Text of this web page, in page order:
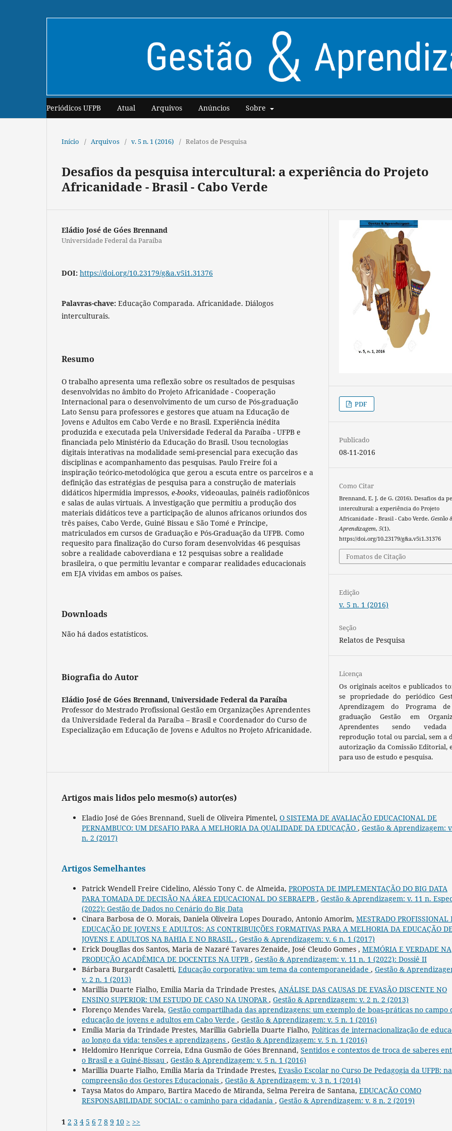
Periódicos UFPB Atual Arquivos Anúncios Sobre
Início / Arquivos / v. 5 n. 1 (2016) / Relatos de Pesquisa
Desafios da pesquisa intercultural: a experiência do Projeto
Africanidade - Brasil - Cabo Verde
Eládio José de Góes Brennand
Universidade Federal da Paraíba
DOI: https://doi.org/10.23179/g&a.v5i1.31376
Palavras-chave: Educação Comparada. Africanidade. Diálogos
interculturais.
Resumo
O trabalho apresenta uma reflexão sobre os resultados de pesquisas
desenvolvidas no âmbito do Projeto Africanidade - Cooperação
Internacional para o desenvolvimento de um curso de Pós-graduação
Lato Sensu para professores e gestores que atuam na Educação de
Jovens e Adultos em Cabo Verde e no Brasil. Experiência inédita
produzida e executada pela Universidade Federal da Paraíba - UFPB e
financiada pelo Ministério da Educação do Brasil. Usou tecnologias
digitais interativas na modalidade semi-presencial para execução das
disciplinas e acompanhamento das pesquisas. Paulo Freire foi a
inspiração teórico-metodológica que gerou a escuta entre os parceiros e a
definição das estratégias de pesquisa para a construção de materiais
didáticos hipermídia impressos, e-books, videoaulas, painéis radiofônicos
e salas de aulas virtuais. A investigação que permitiu a produção dos
materiais didáticos teve a participação de alunos africanos oriundos dos
três países, Cabo Verde, Guiné Bissau e São Tomé e Príncipe,
matriculados em cursos de Graduação e Pós-Graduação da UFPB. Como
requesito para finalização do Curso foram desenvolvidas 46 pesquisas
sobre a realidade caboverdiana e 12 pesquisas sobre a realidade
brasileira, o que permitiu levantar e comparar realidades educacionais
em EJA vividas em ambos os países.
Downloads
Não há dados estatísticos.
Biografia do Autor
Eládio José de Góes Brennand, Universidade Federal da Paraíba
Professor do Mestrado Profissional Gestão em Organizações Aprendentes
da Universidade Federal da Paraíba – Brasil e Coordenador do Curso de
Especialização em Educação de Jovens e Adultos no Projeto Africanidade.
PDF
Publicado
08-11-2016
Como Citar
Brennand, E. J. de G. (2016). Desafios da
intercultural: a experiência do Projeto
Africanidade - Brasil - Cabo Verde.Gestão
Aprendizagem,5(1).
https://doi.org/10.23179/g&a.v5i1.31376
Fomatos de Citação
Edição
v. 5 n. 1 (2016)
Seção
Relatos de Pesquisa
Licença
Os originais aceitos e publicados
se propriedade do periódico
Aprendizagem do Programa
graduação Gestão em
Aprendentes sendo
reprodução total ou parcial, sem a
autorização da Comissão Editorial,
para uso de estudo e pesquisa.
Artigos mais lidos pelo mesmo(s) autor(es)
Eladio José de Góes Brennand, Sueli de Oliveira Pimentel, O SISTEMA DE AVALIAÇÃO EDUCACIONAL DE
PERNAMBUCO: UM DESAFIO PARA A MELHORIA DA QUALIDADE DA EDUCAÇÃO , Gestão & Aprendizagem:
n. 2 (2017)
Artigos Semelhantes
Patrick Wendell Freire Cidelino, Aléssio Tony C. de Almeida, PROPOSTA DE IMPLEMENTAÇÃO DO BIG DATA
PARA TOMADA DE DECISÃO NA ÁREA EDUCACIONAL DO SEBRAEPB , Gestão & Aprendizagem: v. 11 n.
(2022): Gestão de Dados no Cenário do Big Data
Cinara Barbosa de O. Morais, Daniela Oliveira Lopes Dourado, Antonio Amorim, MESTRADO PROFISSIONAL
EDUCAÇÃO DE JOVENS E ADULTOS: AS CONTRIBUIÇÕES FORMATIVAS PARA A MELHORIA DA EDUCAÇÃO
JOVENS E ADULTOS NA BAHIA E NO BRASIL , Gestão & Aprendizagem: v. 6 n. 1 (2017)
Erick Dougllas dos Santos, Maria de Nazaré Tavares Zenaide, José Cleudo Gomes , MEMÓRIA E VERDADE NA
PRODUÇÃO ACADÊMICA DE DOCENTES NA UFPB , Gestão & Aprendizagem: v. 11 n. 1 (2022): Dossiê II
Bárbara Burgardt Casaletti, Educação corporativa: um tema da contemporaneidade , Gestão &
v. 2 n. 1 (2013)
Marillia Duarte Fialho, Emilia Maria da Trindade Prestes, ANÁLISE DAS CAUSAS DE EVASÃO DISCENTE NO
ENSINO SUPERIOR: UM ESTUDO DE CASO NA UNOPAR, Gestão & Aprendizagem: v. 2 n. 2 (2013)
Florenço Mendes Varela, Gestão compartilhada das aprendizagens: um exemplo de boas-práticas no campo
educação de jovens e adultos em Cabo Verde , Gestão & Aprendizagem: v. 5 n. 1 (2016)
Emília Maria da Trindade Prestes, Marillia Gabriella Duarte Fialho, Políticas de internacionalização de
ao longo da vida: tensões e aprendizagens , Gestão & Aprendizagem: v. 5 n. 1 (2016)
Heldomiro Henrique Correia, Edna Gusmão de Góes Brennand, Sentidos e contextos de troca de saberes
o Brasil e a Guiné-Bissau , Gestão & Aprendizagem: v. 5 n. 1 (2016)
Marillia Duarte Fialho, Emília Maria da Trindade Prestes, Evasão Escolar no Curso De Pedagogia da UFPB: na
compreensão dos Gestores Educacionais , Gestão & Aprendizagem: v. 3 n. 1 (2014)
Taysa Matos do Amparo, Bartira Macedo de Miranda, Selma Pereira de Santana, EDUCAÇÃO COMO
RESPONSABILIDADE SOCIAL: o caminho para cidadania , Gestão & Aprendizagem: v. 8 n. 2 (2019)
1 2 3 4 5 6 7 8 9 10 > >>